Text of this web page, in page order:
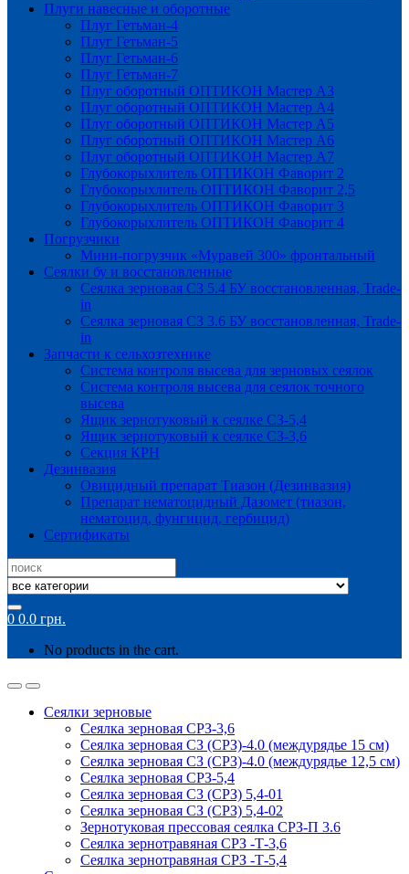
Плуги навесные и оборотные
Плуг Гетьман-4
Плуг Гетьман-5
Плуг Гетьман-6
Плуг Гетьман-7
Плуг оборотный ОПТИКОН Мастер А3
Плуг оборотный ОПТИКОН Мастер А4
Плуг оборотный ОПТИКОН Мастер А5
Плуг оборотный ОПТИКОН Мастер А6
Плуг оборотный ОПТИКОН Мастер А7
Глубокорыхлитель ОПТИКОН Фаворит 2
Глубокорыхлитель ОПТИКОН Фаворит 2,5
Глубокорыхлитель ОПТИКОН Фаворит 3
Глубокорыхлитель ОПТИКОН Фаворит 4
Погрузчики
Мини-погрузчик «Муравей 300» фронтальный
Сеялки бу и восстановленные
Сеялка зерновая СЗ 5.4 БУ восстановленная, Trade-
in
Сеялка зерновая СЗ 3.6 БУ восстановленная, Trade-
in
Запчасти к сельхозтехнике
Система контроля высева для зерновых сеялок
Система контроля высева для сеялок точного
высева
Ящик зернотуковый к сеялке СЗ-5,4
Ящик зернотуковый к сеялке СЗ-3,6
Секция КРН
Дезинвазия
Овицидный препарат Тиазон (Дезинвазия)
Препарат нематоцидный Дазомет (тиазон,
нематоцид, фунгицид, гербицид)
Сертификаты
Search
for:
0 0.0 грн.
No products in the cart.
Сеялки зерновые
Сеялка зерновая СРЗ-3,6
Сеялка зерновая СЗ (СРЗ)-4.0 (междурядье 15 см)
Сеялка зерновая СЗ (СРЗ)-4.0 (междурядье 12,5 см)
Сеялка зерновая СРЗ-5,4
Сеялка зерновая СЗ (СРЗ) 5,4-01
Сеялка зерновая СЗ (СРЗ) 5,4-02
Зернотуковая прессовая сеялка СРЗ-П 3.6
Сеялка зернотравяная СРЗ -Т-3,6
Сеялка зернотравяная СРЗ -Т-5,4